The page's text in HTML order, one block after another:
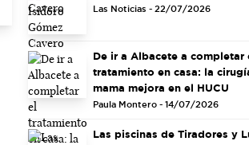
Las Noticias - 22/07/2026
De ir a Albacete a completar
tratamiento en casa: la
mama mejora en el HUCU
Paula Montero - 14/07/2026
Las piscinas de Tiradores y